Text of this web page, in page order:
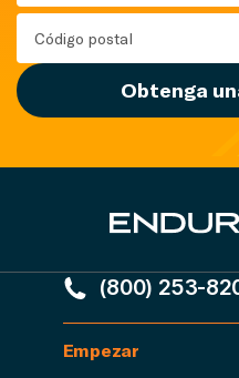
Obtenga
(800) 253-
Empezar